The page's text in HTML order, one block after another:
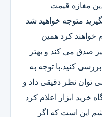
مغازه قیمت
متوجه خواهید شد
خواهند کرد همین
صدق می کند و بهتر
کنید.با توجه به
توان نظر دقیقی داد و
خرید ابزار اعلام کرد
این است که اگر